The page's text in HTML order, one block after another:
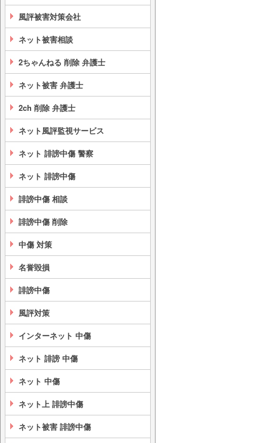
風評被害対策会社
ネット被害相談
2ちゃんねる 削除 弁護士
ネット被害 弁護士
2ch 削除 弁護士
ネット風評監視サービス
ネット 誹謗中傷 警察
ネット 誹謗中傷
誹謗中傷 相談
誹謗中傷 削除
中傷 対策
名誉毀損
誹謗中傷
風評対策
インターネット 中傷
ネット 誹謗 中傷
ネット 中傷
ネット上 誹謗中傷
ネット被害 誹謗中傷